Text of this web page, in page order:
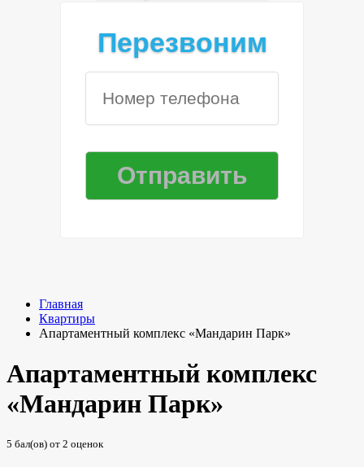
Перезвоним
Главная
Квартиры
Апартаментный комплекс «Мандарин Парк»
Апартаментный комплекс
«Мандарин Парк»
5 бал(ов) от 2 оценок